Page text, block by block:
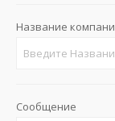
Название
Сообщение